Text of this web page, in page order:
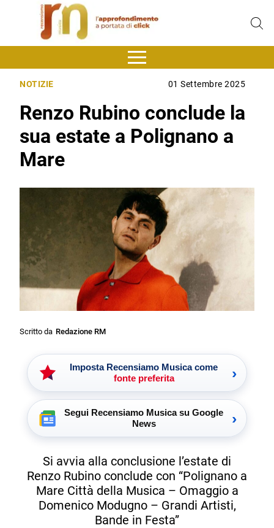
NOTIZIE 01 Settembre 2025
Renzo Rubino conclude la
sua estate a Polignano a
Mare
Scritto da Redazione RM
Imposta Recensiamo Musica come
fonte preferita
›
Segui Recensiamo Musica su Google
News
›
Si avvia alla conclusione l’estate di
Renzo Rubino conclude con “Polignano a
Mare Città della Musica – Omaggio a
Domenico Modugno – Grandi Artisti,
Bande in Festa”